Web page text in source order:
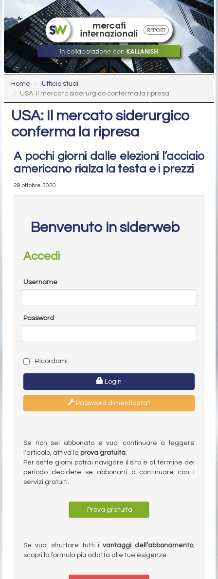
Home
Ufficio studi
USA: Il mercato siderurgico conferma la ripresa
USA: Il mercato siderurgico
conferma la ripresa
A pochi giorni dalle elezioni l’acciaio
americano rialza la testa e i prezzi
29 ottobre 2020
Benvenuto in siderweb
Accedi
Username
Password
Ricordami
Login
Password dimenticata?
Se non sei abbonato e vuoi continuare a leggere
l’articolo, attiva la prova gratuita.
Per sette giorni potrai navigare il sito e al termine del
periodo decidere se abbonarti o continuare con i
servizi gratuiti.
Prova gratuita
Se vuoi sfruttare tutti ivantaggi dell’abbonamento,
scopri la formula più adatta alle tue esigenze.